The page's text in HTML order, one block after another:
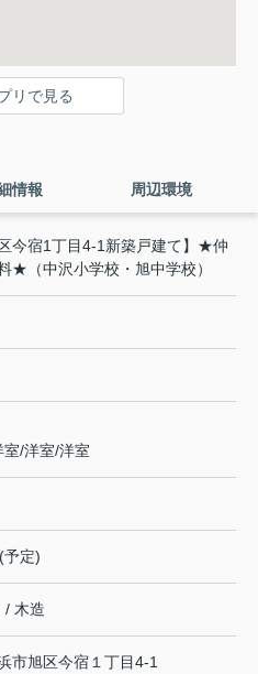
リで見る
情報 周辺環境
区今宿1丁目4-1新築戸建て】★仲
★（中沢小学校・旭中学校）
室/洋室/洋室
予定)
/ 木造
市旭区今宿 １丁目4-1